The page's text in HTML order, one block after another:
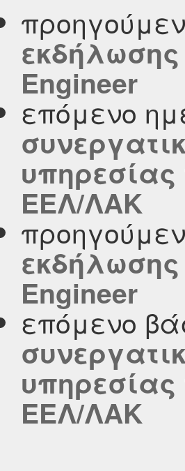
εκδήλωσης
Engineer
επόμενο
υπηρεσίας
ΕΕΛ/ΛΑΚ
εκδήλωσης
Engineer
επόμενο
υπηρεσίας
ΕΕΛ/ΛΑΚ